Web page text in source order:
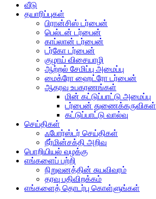
வீடு
தயாரிப்புகள்
பிரான்சிஸ் டர்பைன்
பெல்டன் டர்பைன்
காப்லான் டர்பைன்
டர்கோ டர்பைன்
குழாய் விசையாழி
ஆற்றல் சேமிப்பு அமைப்பு
மைக்ரோ ஹைட்ரோ டர்பைன்
ஆதரவு உபகரணங்கள்
மின் கட்டுப்பாட்டு அமைப்பு
டர்பைன் துணைக்கருவிகள்
கட்டுப்பாட்டு வால்வு
செய்திகள்
ஃபோர்ஸ்டர் செய்திகள்
நீர்மின்சக்தி அறிவு
பொறியியல் வழக்கு
எங்களைப் பற்றி
நிறுவனத்தின் சுயவிவரம்
தரவு பதிவிறக்கம்
எங்களைத் தொடர்பு கொள்ளுங்கள்